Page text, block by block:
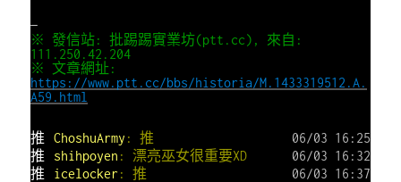
—
※ 發信站: 批踢踢實業坊(ptt.cc), 來自:
111.250.42.204
※ 文章網址:
https://www.ptt.cc/bbs/historia/M.1433319512.A.
A59.html
推 ChoshuArmy : 推
06/03 16:25
推
shihpoyen : 漂亮巫女很重要XD
06/03 16:32
推
icelocker : 推
06/03 16:37